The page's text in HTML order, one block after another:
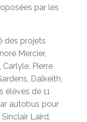
par les
des projets
Mercier,
Pierre
Dalkeith,
élèves de 11
autobus pour
Laird,